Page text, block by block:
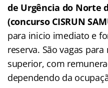
de Urgência do Norte
(concurso CISRUN
para inicio imediato e
reserva. São vagas
superior, com
dependendo da